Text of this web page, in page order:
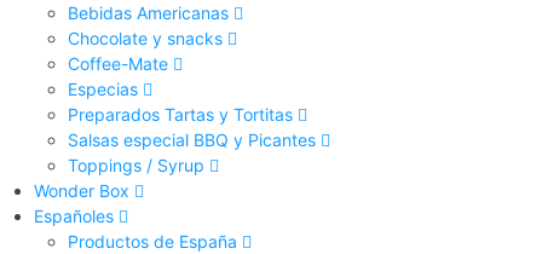
Bebidas Americanas
Chocolate y snacks
Coffee-Mate
Especias
Preparados Tartas y Tortitas
Salsas especial BBQ y Picantes
Toppings / Syrup
Wonder Box
Españoles
Productos de España